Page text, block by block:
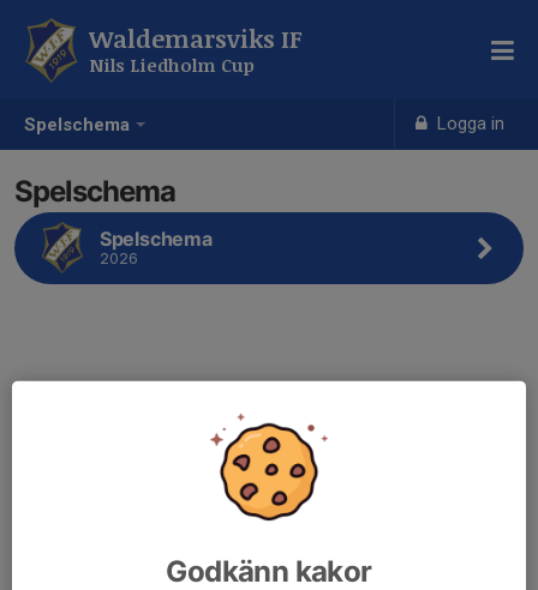
Spelschema Logga in
Waldemarsviks IF
Nils Liedholm Cup
Spelschema
Spelschema
2026
Godkänn kakor